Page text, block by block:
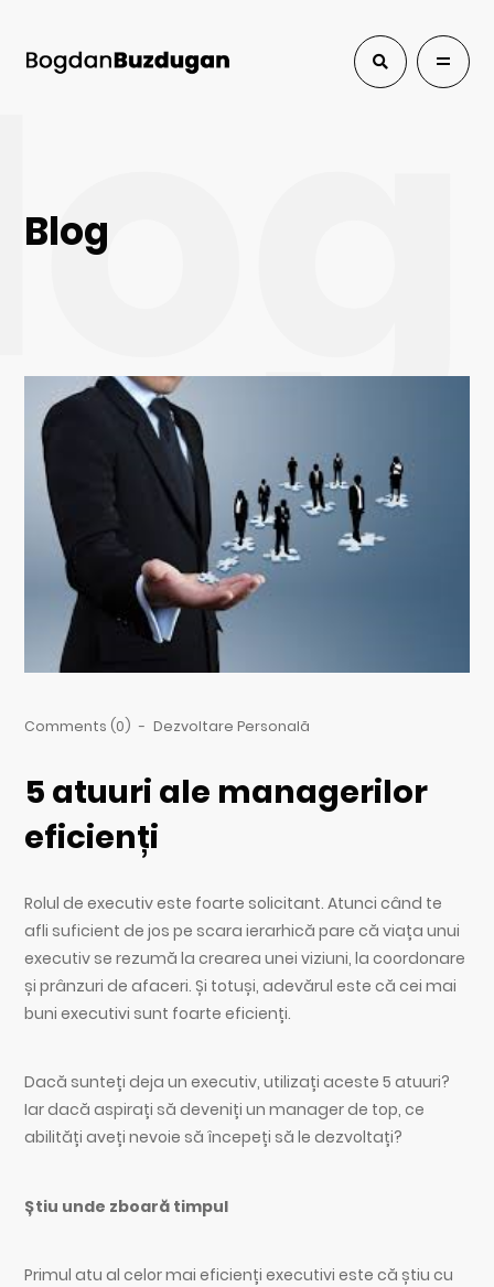
Blog
Comments (0) - Dezvoltare Personală
5 atuuri ale managerilor
eficienți
Rolul de executiv este foarte solicitant. Atunci când te
afli suficient de jos pe scara ierarhică pare că viața unui
executiv se rezumă la crearea unei viziuni, la coordonare
și prânzuri de afaceri. Și totuși, adevărul este că cei mai
buni executivi sunt foarte eficienți.
Dacă sunteți deja un executiv, utilizați aceste 5 atuuri?
Iar dacă aspirați să deveniți un manager de top, ce
abilități aveți nevoie să începeți să le dezvoltați?
Știu unde zboară timpul
Primul atu al celor mai eficienți executivi este că știu cu